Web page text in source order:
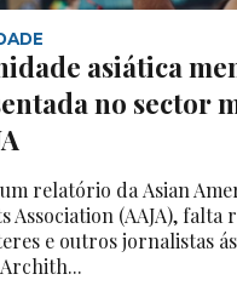
asiática
no sector
relatório da Asian
Association (AAJA), falta
e outros jornalistas